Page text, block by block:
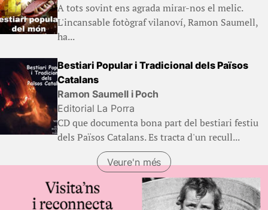
A tots sovint ens agrada mirar-nos el melic.
L'incansable fotògraf vilanoví, Ramon Saumell,
ha...
Bestiari Popular i Tradicional dels Països
Catalans
Ramon Saumell i Poch
Editorial La Porra
CD que documenta bona part del bestiari festiu
dels Països Catalans. Es tracta d'un recull...
Veure'n més
(Llibres)